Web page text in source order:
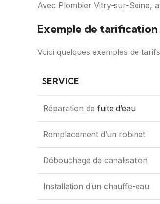
Avec Plombier Vitry-sur-Seine,
Exemple de tarification
Voici quelques exemples de
SERVICE
Réparation de fuite d’eau
Remplacement d’un robinet
Débouchage de canalisation
Installation d’un chauffe-eau